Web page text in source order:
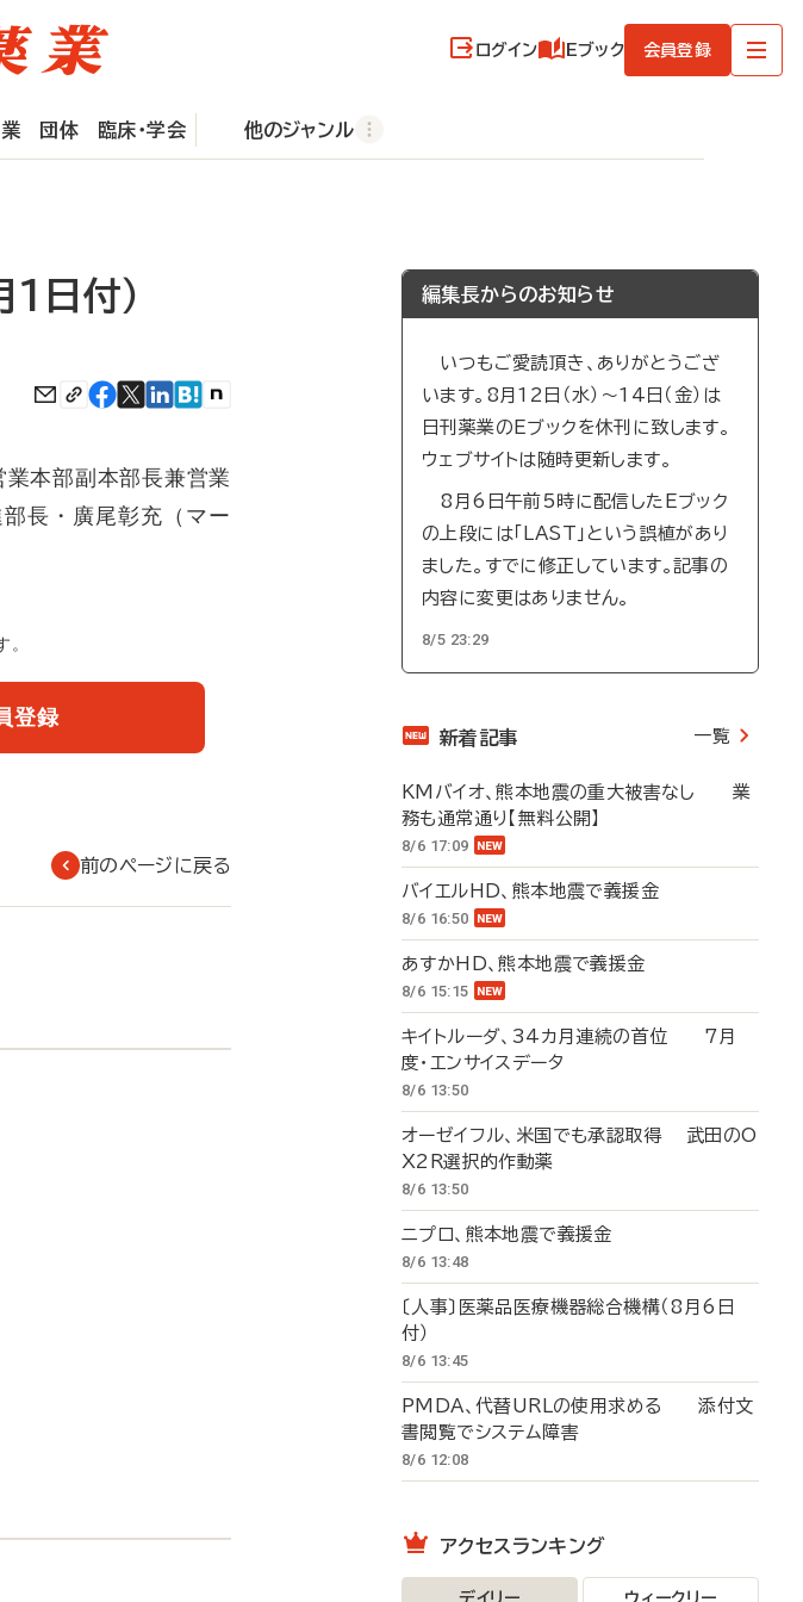
ログイン Eブック 会員登録
団体 臨床・学会 他のジャンル
日付）
本部副本部長兼営業
長・廣尾彰充（マー
登録
前のページに戻る
編集長からのお知らせ
いつもご愛読頂き、ありがとうござ
います。8月12日（水）～14日（金）は
日刊薬業のEブックを休刊に致します。
ウェブサイトは随時更新します。
8月6日午前5時に配信したEブック
の上段には「LAST」という誤植があり
ました。すでに修正しています。記事の
内容に変更はありません。
8/5 23:29
新着記事 一覧
KMバイオ、熊本地震の重大被害なし 業
務も通常通り【無料公開】
8/6 17:09
バイエルHD、熊本地震で義援金
8/6 16:50
あすかHD、熊本地震で義援金
8/6 15:15
キイトルーダ、34カ月連続の首位 7月
度・エンサイスデータ
8/6 13:50
オーゼイフル、米国でも承認取得 武田のO
X2R選択的作動薬
8/6 13:50
ニプロ、熊本地震で義援金
8/6 13:48
〔人事〕医薬品医療機器総合機構（8月6日
付）
8/6 13:45
PMDA、代替URLの使用求める 添付文
書閲覧でシステム障害
8/6 12:08
アクセスランキング
デイリー ウィークリー